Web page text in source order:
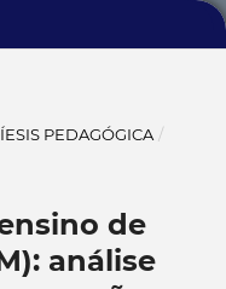
PEDAGÓGICA /
de
análise